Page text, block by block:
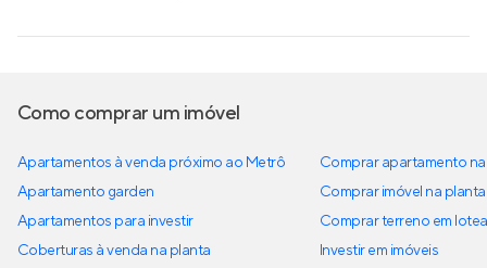
Como comprar um imóvel
Apartamentos à venda próximo ao Metrô
Apartamento garden
Apartamentos para investir
Coberturas à venda na planta
Comprar apartamento
Comprar imóvel na planta
Comprar terreno em
Investir em imóveis